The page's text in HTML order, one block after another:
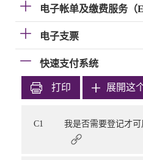
电子帐单及缴费服务（
电子支票
快速支付系统
打印 展開这
C1 我是否需要登记才可